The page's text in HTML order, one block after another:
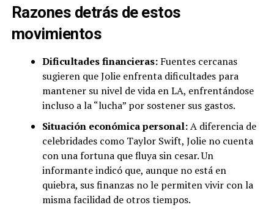
Razones detrás de estos
movimientos
Dificultades financieras:Fuentes cercanas
sugieren que Jolie enfrenta dificultades para
mantener su nivel de vida en LA, enfrentándose
incluso a la “lucha” por sostener sus gastos.
Situación económica personal:A diferencia de
celebridades como Taylor Swift, Jolie no cuenta
con una fortuna que fluya sin cesar. Un
informante indicó que, aunque no está en
quiebra, sus finanzas no le permiten vivir con la
misma facilidad de otros tiempos.